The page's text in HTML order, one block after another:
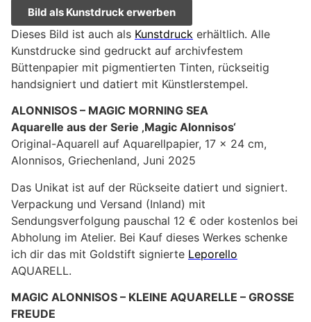
Bild als Kunstdruck erwerben
Dieses Bild ist auch als Kunstdruck erhältlich. Alle
Kunstdrucke sind gedruckt auf archivfestem
Büttenpapier mit pigmentierten Tinten, rückseitig
handsigniert und datiert mit Künstlerstempel.
ALONNISOS – MAGIC MORNING SEA
Aquarelle aus der Serie ‚Magic Alonnisos‘
Original-Aquarell auf Aquarellpapier, 17 x 24 cm,
Alonnisos, Griechenland, Juni 2025
Das Unikat ist auf der Rückseite datiert und signiert.
Verpackung und Versand (Inland) mit
Sendungsverfolgung pauschal 12 € oder kostenlos bei
Abholung im Atelier. Bei Kauf dieses Werkes schenke
ich dir das mit Goldstift signierte Leporello
AQUARELL.
MAGIC ALONNISOS – KLEINE AQUARELLE – GROSSE
FREUDE